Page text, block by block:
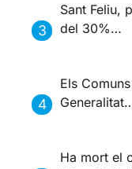
Sant Feliu,
del 30%…
Els
Ha mort el